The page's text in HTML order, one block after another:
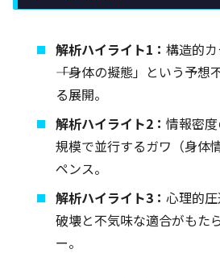
解析ハイライト1：構造的カ
――「身体の擬態」という予
る展開。
解析ハイライト2：情報密度
規模で並行するガワ（身体
ペンス。
解析ハイライト3：心理的圧
破壊と不気味な適合がもた
ー。